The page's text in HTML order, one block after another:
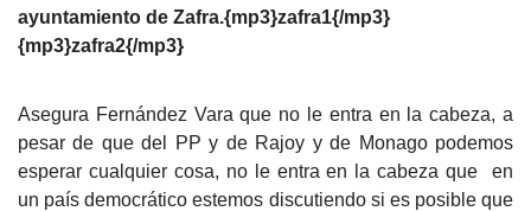
ayuntamiento de Zafra.{mp3}zafra1{/mp3}
{mp3}zafra2{/mp3}
Asegura Fernández Vara que no le entra en la cabeza, a
pesar de que del PP y de Rajoy y de Monago podemos
esperar cualquier cosa, no le entra en la cabeza que en
un país democrático estemos discutiendo si es posible que